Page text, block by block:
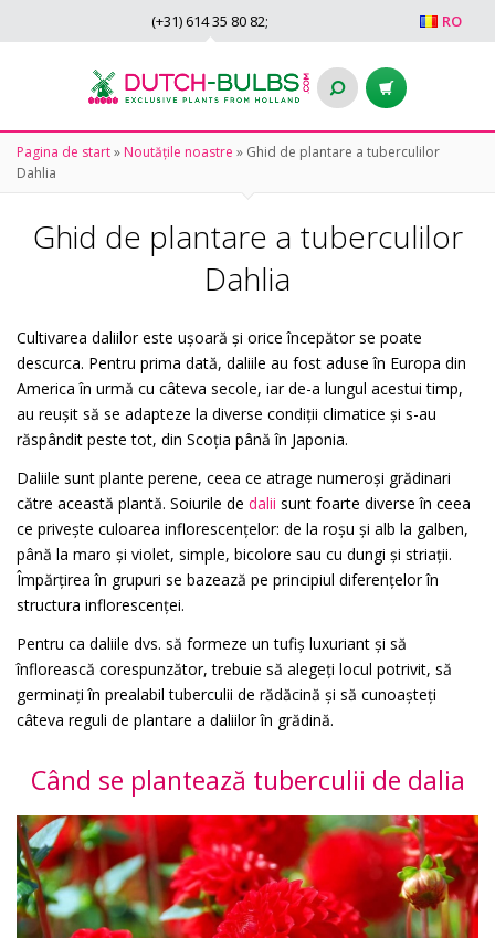
RO
(+31) 614 35 80 82;
Pagina de start» Noutățile noastre » Ghid de plantare a tuberculilor
Dahlia
Ghid de plantare a tuberculilor
Dahlia
Cultivarea daliilor este ușoară și orice începător se poate
descurca. Pentru prima dată, daliile au fost aduse în Europa din
America în urmă cu câteva secole, iar de-a lungul acestui timp,
au reușit să se adapteze la diverse condiții climatice și s-au
răspândit peste tot, din Scoția până în Japonia.
Daliile sunt plante perene, ceea ce atrage numeroși grădinari
către această plantă. Soiurile de dalii sunt foarte diverse în ceea
ce privește culoarea inflorescențelor: de la roșu și alb la galben,
până la maro și violet, simple, bicolore sau cu dungi și striații.
Împărțirea în grupuri se bazează pe principiul diferențelor în
structura inflorescenței.
Pentru ca daliile dvs. să formeze un tufiș luxuriant și să
înflorească corespunzător, trebuie să alegeți locul potrivit, să
germinați în prealabil tuberculii de rădăcină și să cunoașteți
câteva reguli de plantare a daliilor în grădină.
Când se plantează tuberculii de dalia